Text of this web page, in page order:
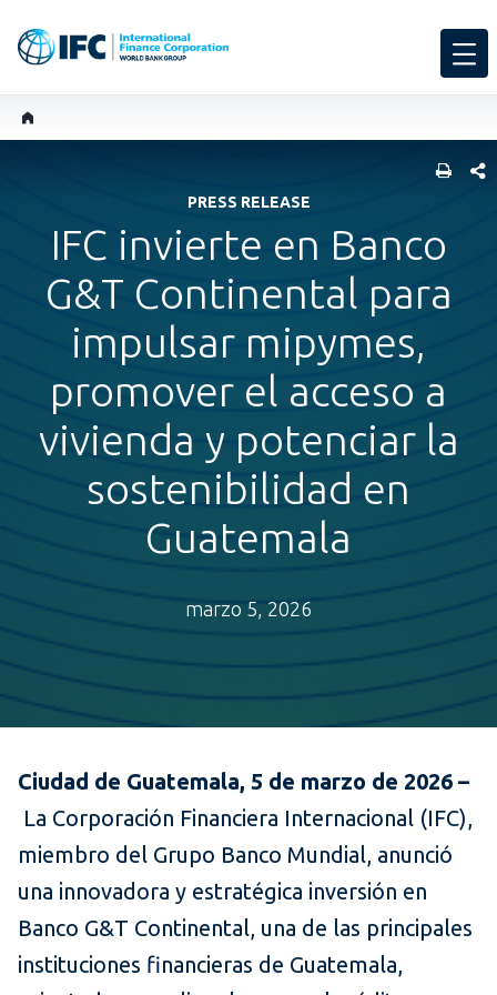
PRESS RELEASE
IFC invierte en Banco
G&T Continental para
impulsar mipymes,
promover el acceso a
vivienda y potenciar la
sostenibilidad en
Guatemala
marzo 5, 2026
Ciudad de Guatemala, 5 de marzo de 2026 –
La Corporación Financiera Internacional (IFC),
miembro del Grupo Banco Mundial, anunció
una innovadora y estratégica inversión en
Banco G&T Continental, una de las principales
instituciones financieras de Guatemala,